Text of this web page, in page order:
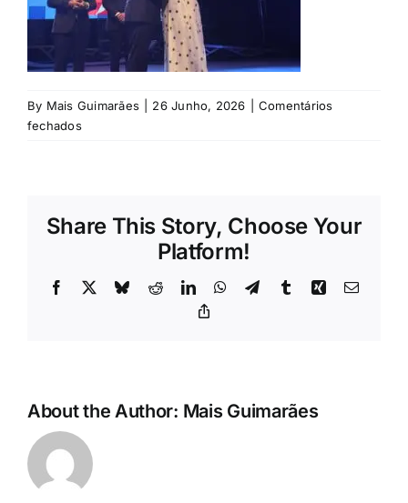
Rubricas
Jornal
Revista
By Mais Guimarães 26 Junho, 2026
Comentários
fechadosem
Share This Story, Choose Your
Platform!
Facebook BlueskyRedditLinkedInWhatsApp
TelegramTumblrXing Email
About the Author: Mais Guimarães